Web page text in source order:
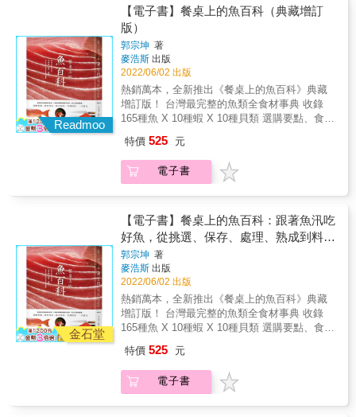
序混合，調製即成；而各式醬料取得亦方便，
在超市、大賣場均可購買，建議一次可多做一
些，放於冰箱冷藏，隨時取用非常便利。「海
鮮」在臺灣四面環海的地理環境下，礁岩遍
佈，黑潮流經，尤其是花蓮外的海洋深層水
質，我們絕對有比別人更優先、更優質的選
擇，尋覓臺灣沿海漁材的豐盛與美好。透過圖
文並茂的描述，以更完整親民的方式讓大家認
享、烹飪技巧掌握、專業且精細的魚肉刀工處
理技巧、口味調和創新作法，從宴客大菜到小
酌養生都一應俱全。本書不只是單單的食譜，
而是烹飪技巧與果雕藝術極緻的工藝呈現，集
作者多年實務、比賽、教學經驗之大成，是接
觸中餐烹調後，進階學習的工具書。本書囊括
採選訣竅、實用刀法、保存要訣、烹調秘技，
分享給不是很熟悉專業魚烹，但喜好此道的饕
客朋友，希望藉由本書，有助於您的廚藝和對
魚類烹調知識知能提升。本書特色：「包羅萬
象的魚類知識」認識海水魚、淡水魚，最豐富
的步驟圖解及選購介紹。」「千變萬化的美味
醬料」多款沾醬、淋醬、炒醬示範，變化料理
調味。」「出神入化的實用技巧」運用不同刀
工與烹調法製作，豐富菜餚美感。」「精美盤
飾」適合各式宴客菜餚、美食競賽之參考」
汆燙、用辛香料拌炒之外，還可以怎麼做出不
同口味的變化？ 若想要烹煮特別大隻的泰國蝦
卻只能去餐廳才能吃到。 如果你不懂蝦，不知
道怎麼買？不會處理，怎麼煮？ 再來，不知如
何挑蝦、剝蝦好難好麻煩，又充滿腥味，想想
還是算了嗎？ 身居漁產豐饒的海島，卻只能到
餐廳才體會各種蝦的鮮味，真是太可惜了！ 現
在，就讓蝦公主教你在家也能吃到千變萬化的
鮮蝦料理。 & 本書《極鮮蝦料理圖鑑》旨在幫
助讀者從如何挑選鮮美的蝦子，只要蝦子新鮮
過程中，掌握內行人的技巧和私藏鮮味，讓你
輕鬆做出超好吃的蝦料理。 其實，在家也能做
出不麻煩、多變化的鮮蝦料理，只要知道訣竅
能於日常實作， 就算是新手，也能做出大人小
孩都愛吃、飯多添好幾碗的厲害菜色！ 讓最懂
蝦的賣蝦職人第二代帶你了解蝦、簡單煮，從
此餐桌都要有這鮮味才滿足。 & 本書特色 & 1.
蝦公主教你挑好蝦！從品種、特徵、到購買來
源，全台灣最懂蝦的蝦職人傳授「你所不知道
的蝦知識」！ 活跳跳的蝦子就是新鮮？要買新
鮮活蝦、還是活凍蝦？不同品種的蝦子有什麼
母要怎麼分辨？買到軟殼蝦就像撿到寶？抱卵
市場之前教你，如何挑選新鮮的蝦子，包括觀
察蝦子的外觀、氣味、質地等方面的技巧，讓
你能夠挑選到最優質的蝦子。 & 2. 蝦子這樣保
Readmoo
【電子書】餐桌上的魚百科（典藏增訂
版）
郭宗坤 著
麥浩斯 出版
2022/06/02 出版
熱銷萬本，全新推出《餐桌上的魚百科》典藏
增訂版！ 台灣最完整的魚類全食材事典 收錄
165種魚 X 10種蝦 X 10種貝類 選購要點、食用
漁料理職人郭宗坤從小喜歡吃魚、釣魚， 是首
位以台灣魚熟成技術，在日本取得專業調理師
執照的料理人， 他熱愛出海捕釣好魚，也喜歡
盛美好吧！ ★★★典藏增訂版全新收錄★★★
・讓魚肉美味更提升的「熟成技術原理」 鮮魚
不一定最好吃，簡單熟成後，能引出更多鮮與
甜！ 完整圖解生魚片的美味關鍵，告訴你如何
喚醒魚的真實香氣。 ・職人現場！影片教學更
清楚&mdash;23種海鮮處理 輕鬆一掃QR
code，從魚的處理到料理，師傅手把手示範給
你看。 ◎魚的選購&mdash;&mdash;想吃好魚
不是從魚種辨別，而是季節 ・冬天土魠吃油
脂，夏天土魠吃甜味？肉質的肥美、結實分別
平價魚替代，買對時節甚至更好吃！ ・以為進
口鮭魚最營養？病後恢復體力、坐月子的好魚
還有哪些？ ・魚內臟常被丟棄，但貓過的肝有
特價 525 元
電子書
金石堂
【電子書】餐桌上的魚百科：跟著魚汛吃
好魚，從挑選、保存、處理、熟成到料理
的全食材事典
郭宗坤 著
麥浩斯 出版
2022/06/02 出版
熱銷萬本，全新推出《餐桌上的魚百科》典藏
增訂版！ 台灣最完整的魚類全食材事典 收錄
165種魚 X 10種蝦 X 10種貝類 選購要點、食用
漁料理職人郭宗坤從小喜歡吃魚、釣魚， 是首
位以台灣魚熟成技術，在日本取得專業調理師
執照的料理人， 他熱愛出海捕釣好魚，也喜歡
特價 525 元
電子書